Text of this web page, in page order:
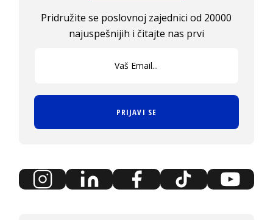
Pridružite se poslovnoj zajednici od 20000
najuspešnijih i čitajte nas prvi
PRIJAVI SE